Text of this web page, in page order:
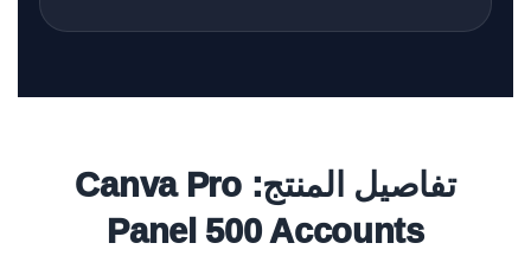
تفاصيل المنتج: Canva Pro
Panel 500 Accounts